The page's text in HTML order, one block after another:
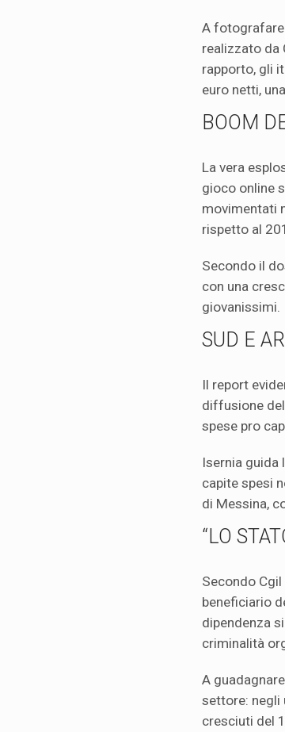
A fotografare
realizzato da
rapporto, gli
euro netti,
BOOM
La vera
gioco online
movimentati
rispetto al
Secondo il
con una
giovanissimi.
SUD E
Il report
diffusione
spese pro
Isernia guida
capite spesi
di Messina,
“LO
Secondo
beneficiario
dipendenza
criminalità
A
settore: negli
cresciuti del